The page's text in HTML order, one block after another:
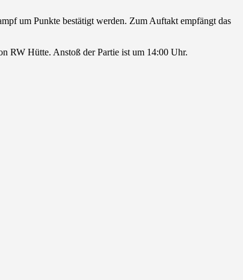
um Punkte bestätigt werden. Zum Auftakt empfängt das
RW Hütte. Anstoß der Partie ist um 14:00 Uhr.